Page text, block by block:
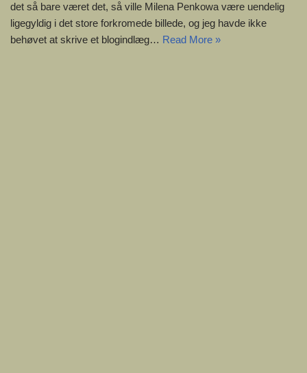
det så bare været det, så ville Milena Penkowa være uendelig
ligegyldig i det store forkromede billede, og jeg havde ikke
behøvet at skrive et blogindlæg… Read More »